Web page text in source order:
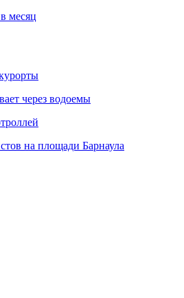
месяц
через водоемы
на площади Барнаула